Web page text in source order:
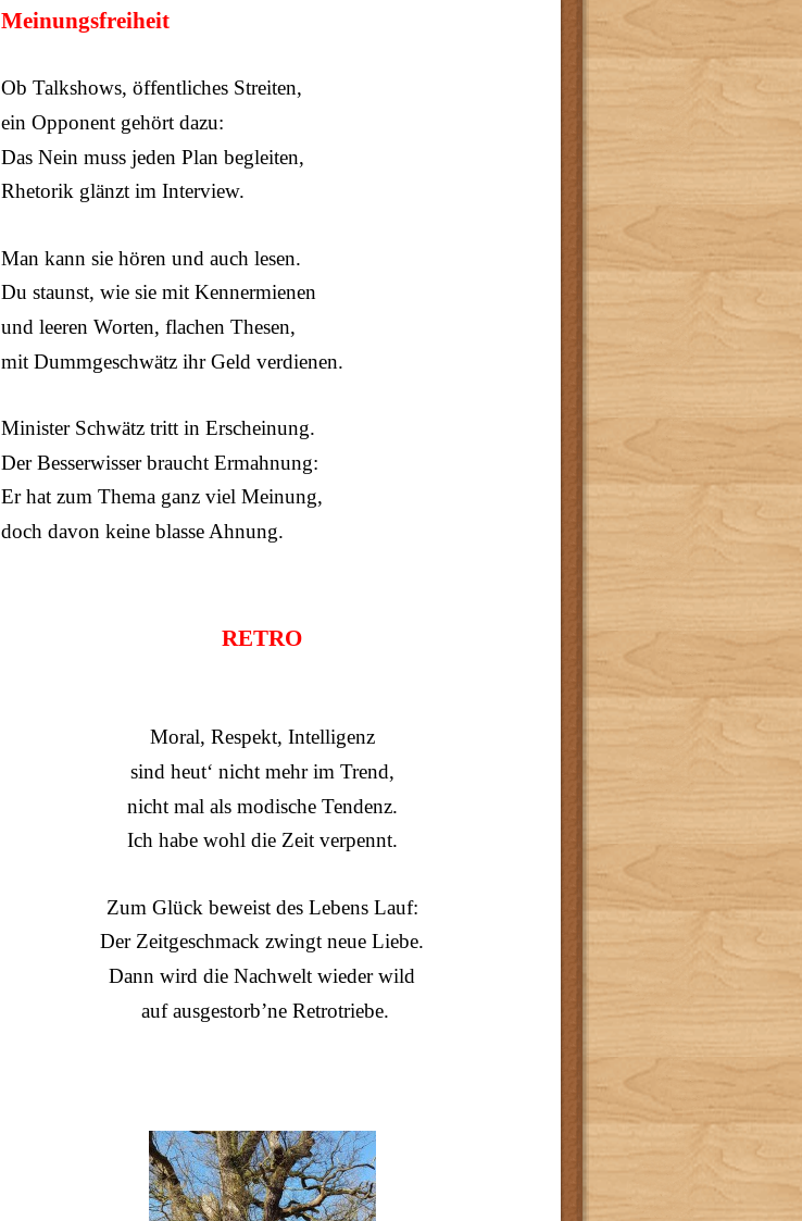
Meinungsfreiheit
Ob Talkshows, öffentliches Streiten,
ein Opponent gehört dazu:
Das Nein muss jeden Plan begleiten,
Rhetorik glänzt im Interview.
Man kann sie hören und auch lesen.
Du staunst, wie sie mit Kennermienen
und leeren Worten, flachen Thesen,
mit Dummgeschwätz ihr Geld verdienen.
Minister Schwätz tritt in Erscheinung.
Der Besserwisser braucht Ermahnung:
Er hat zum Thema ganz viel Meinung,
doch davon keine blasse Ahnung.
RETRO
Moral, Respekt, Intelligenz
sind heut‘ nicht mehr im Trend,
nicht mal als modische Tendenz.
Ich habe wohl die Zeit verpennt.
Zum Glück beweist des Lebens Lauf:
Der Zeitgeschmack zwingt neue Liebe.
Dann wird die Nachwelt wieder wild
auf ausgestorb’ne Retrotriebe.